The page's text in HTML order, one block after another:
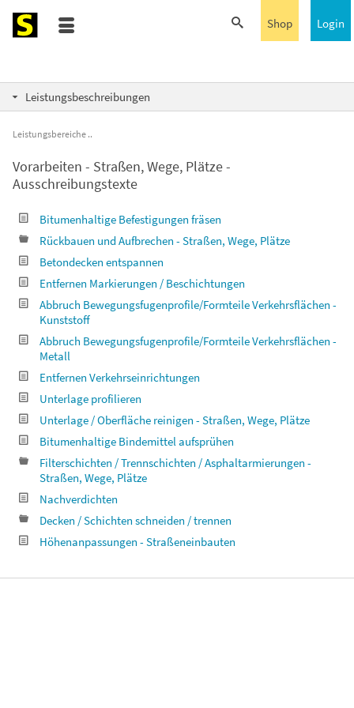
Login
Shop
Leistungsbeschreibungen
Leistungsbereiche
Vorarbeiten - Straßen, Wege, Plätze -
Ausschreibungstexte
Bitumenhaltige Befestigungen fräsen
Rückbauen und Aufbrechen - Straßen, Wege, Plätze
Betondecken entspannen
Entfernen Markierungen / Beschichtungen
Abbruch Bewegungsfugenprofile/Formteile Verkehrsflächen -
Kunststoff
Abbruch Bewegungsfugenprofile/Formteile Verkehrsflächen -
Metall
Entfernen Verkehrseinrichtungen
Unterlage profilieren
Unterlage / Oberfläche reinigen - Straßen, Wege, Plätze
Bitumenhaltige Bindemittel aufsprühen
Filterschichten / Trennschichten / Asphaltarmierungen -
Straßen, Wege, Plätze
Nachverdichten
Decken / Schichten schneiden / trennen
Höhenanpassungen - Straßeneinbauten